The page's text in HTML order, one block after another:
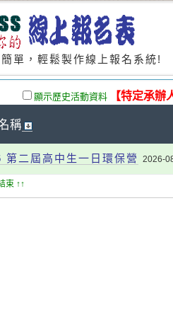
單，輕鬆製作線上報名系統!
顯示歷史活動資料 【特定承辦
稱
第二屆高中生一日環保營 2026-
束 ↑↑